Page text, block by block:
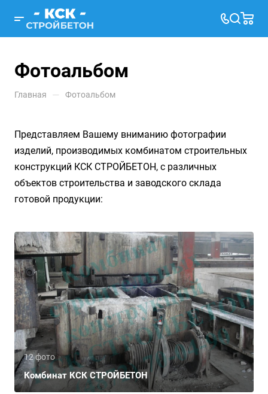
Фотоальбом
Главная — Фотоальбом
Представляем Вашему вниманию фотографии
изделий, производимых комбинатом строительных
конструкций КСК СТРОЙБЕТОН, с различных
объектов строительства и заводского склада
готовой продукции:
12 фото
Комбинат КСК СТРОЙБЕТОН